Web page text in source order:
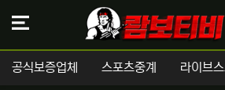
공식보증업체 스포츠중계 라이브